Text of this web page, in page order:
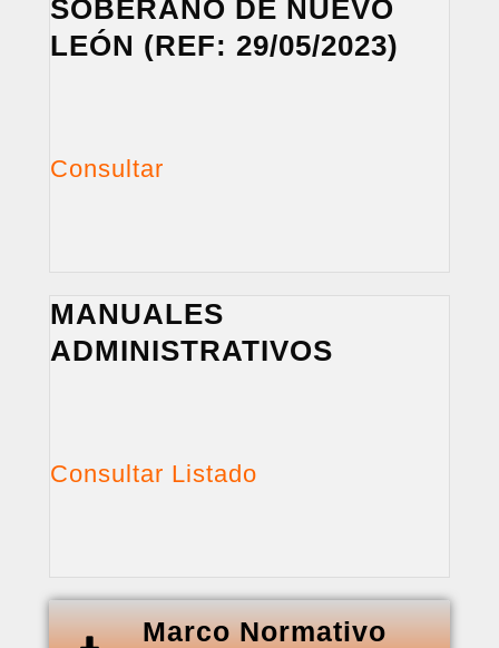
SOBERANO DE NUEVO
LEÓN (REF: 29/05/2023)
Consultar
MANUALES
ADMINISTRATIVOS
Consultar Listado
Marco Normativo